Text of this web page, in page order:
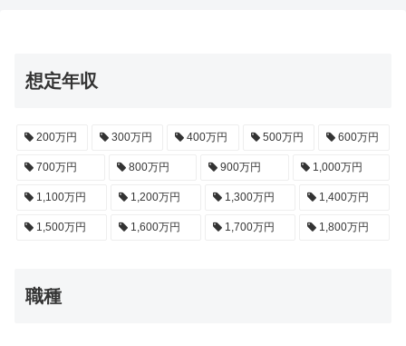
想定年収
200万円 300万円 400万円 500万円 600万円
700万円 800万円 900万円 1,000万円
1,100万円 1,200万円 1,300万円 1,400万円
1,500万円 1,600万円 1,700万円 1,800万円
職種